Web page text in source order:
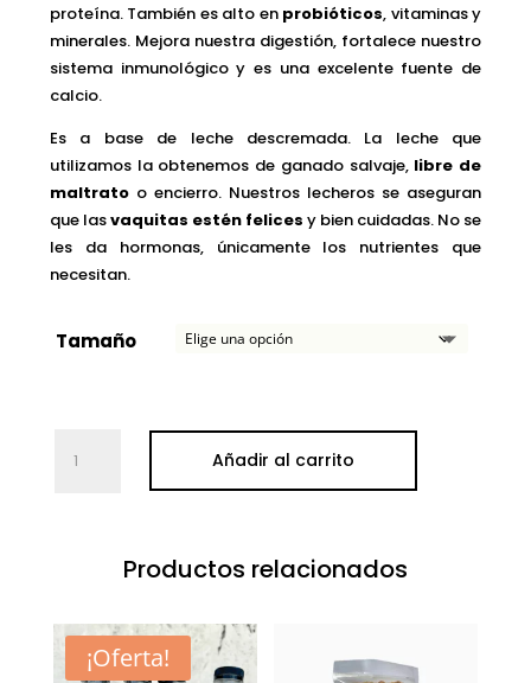
proteína. También es alto en probióticos, vitaminas y
minerales. Mejora nuestra digestión, fortalece nuestro
sistema inmunológico y es una excelente fuente de
calcio.
Es a base de leche descremada. La leche que
utilizamos la obtenemos de ganado salvaje, libre de
maltrato o encierro. Nuestros lecheros se aseguran
que lasvaquitas estén felices y bien cuidadas. No se
les da hormonas, únicamente los nutrientes que
necesitan.
Tamaño
Greek
cantidad
Añadir al carrito
Productos relacionados
¡Oferta!